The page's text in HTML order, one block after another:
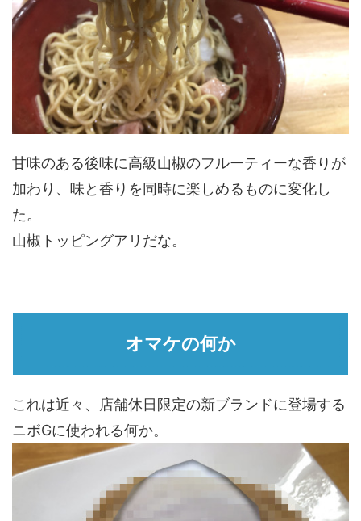
甘味のある後味に高級山椒のフルーティーな香りが
加わり、味と香りを同時に楽しめるものに変化し
た。
山椒トッピングアリだな。
オマケの何か
これは近々、店舗休日限定の新ブランドに登場する
ニボGに使われる何か。